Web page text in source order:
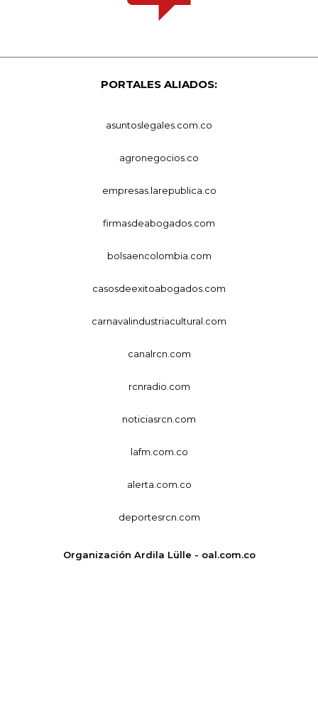
PORTALES ALIADOS:
asuntoslegales.com.co
agronegocios.co
empresas.larepublica.co
firmasdeabogados.com
bolsaencolombia.com
casosdeexitoabogados.com
carnavalindustriacultural.com
canalrcn.com
rcnradio.com
noticiasrcn.com
lafm.com.co
alerta.com.co
deportesrcn.com
Organización Ardila Lülle - oal.com.co